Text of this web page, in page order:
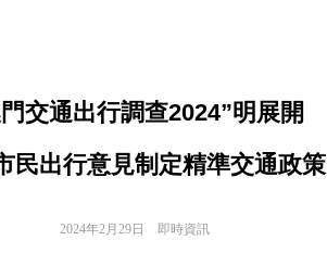
交通出行調查2024”明展開
民出行意見制定精準交通政策
2024年2月29日 即時資訊